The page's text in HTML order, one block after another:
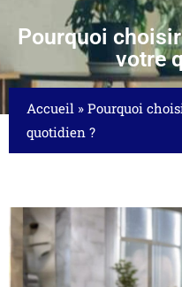
Pourquoi
votre
Accueil » Pourquoi
quotidien ?